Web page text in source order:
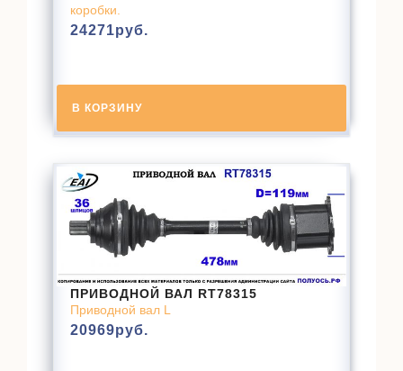
коробки.
24271руб.
В КОРЗИНУ
ПРИВОДНОЙ ВАЛ RT78315
Приводной вал L
20969руб.